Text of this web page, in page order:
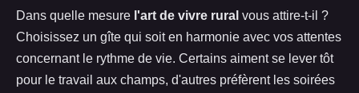
Dans quelle mesure l'art de vivre rural vous attire-t-il ?
Choisissez un gîte qui soit en harmonie avec vos attentes
concernant le rythme de vie. Certains aiment se lever tôt
pour le travail aux champs, d'autres préfèrent les soirées